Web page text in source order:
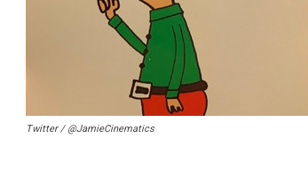
Twitter / @JamieCinematics